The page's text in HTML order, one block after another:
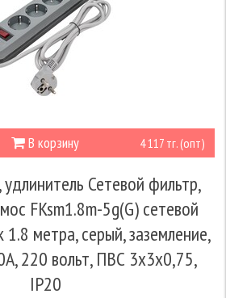
В корзину 4 117 тг. (опт)
Сетевой фильтр,
FKsm1.8m-5g(G) сетевой
1.8 метра, серый, заземление,
220 вольт, ПВС 3х3х0,75,
IP20